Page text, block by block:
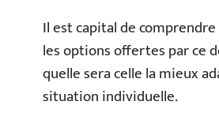
Il est capital de
les options offertes par ce
quelle sera celle la mieux
situation individuelle.